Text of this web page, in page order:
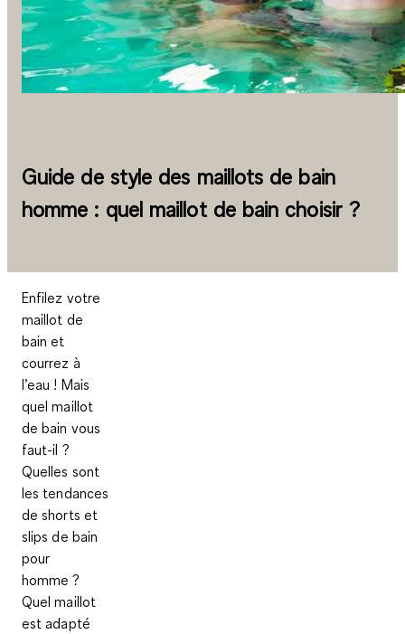
Guide de style des maillots de bain
homme : quel maillot de bain choisir ?
Enfilez votre
maillot de
bain et
courrez à
l’eau ! Mais
quel maillot
de bain vous
faut-il ?
Quelles sont
les tendances
de shorts et
slips de bain
pour
homme ?
Quel maillot
est adapté